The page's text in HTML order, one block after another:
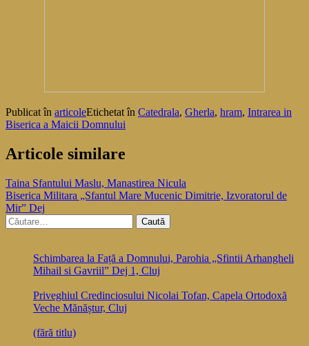
Publicat în articoleEtichetat în Catedrala, Gherla, hram, Intrarea in
Biserica a Maicii Domnului
Articole similare
Navigare
în
articole
Taina Sfantului Maslu, Manastirea Nicula
Biserica Militara „Sfantul Mare Mucenic Dimitrie, Izvoratorul de
Mir” Dej
Caută
după:
Schimbarea la Față a Domnului, Parohia „Sfintii Arhangheli
Mihail si Gavriil” Dej 1, Cluj
Priveghiul Credinciosului Nicolai Tofan, Capela Ortodoxă
Veche Mănăștur, Cluj
(fără titlu)